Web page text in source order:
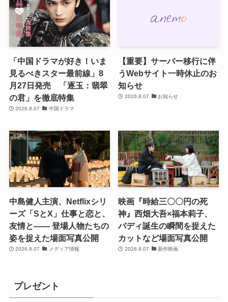
「中国ドラマが好き！いま
見るべきスター最前線」8
月27日発売 「逐玉：翡翠
の君」を徹底特集
2026.8.07 中国ドラマ
【重要】サーバー移行に伴
うWebサイト一時休止のお
知らせ
2026.8.07 お知らせ
中島健人主演、Netflixシリ
ーズ「SとX」仕事と恋と、
友情と―― 登場人物たちの
姿を捉えた場面写真公開
2026.8.07 メディア情報
映画『時給三〇〇円の死
神』西畑大吾×福本莉子、
バディ誕生の瞬間を捉えた
カットなど場面写真公開
2026.8.07 新作映画
プレゼント